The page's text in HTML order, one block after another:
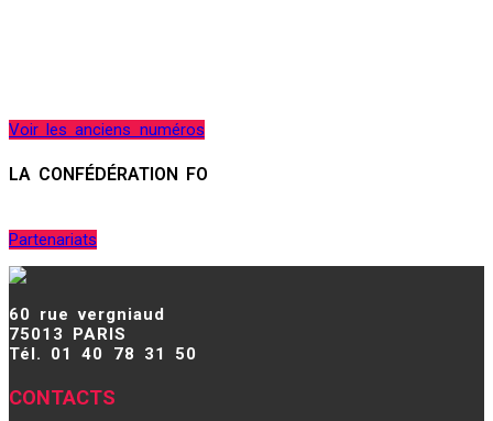
Voir les anciens numéros
LA CONFÉDÉRATION FO
Partenariats
60 rue vergniaud
75013 PARIS
Tél. 01 40 78 31 50
CONTACTS